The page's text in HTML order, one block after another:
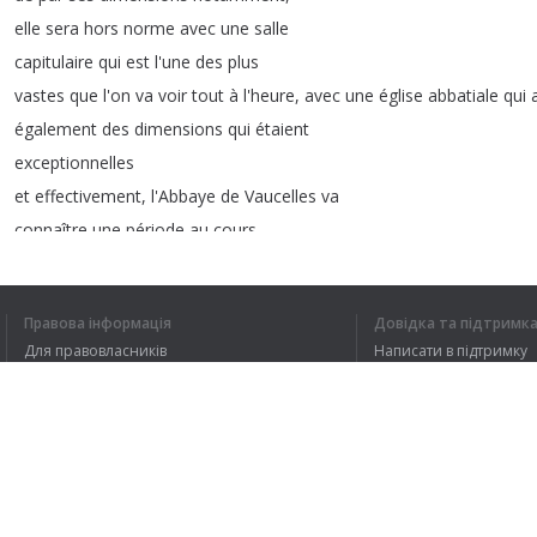
elle sera hors norme avec une salle
capitulaire qui est l'une des plus
vastes que l'on va voir tout à l'heure, avec une église abbatiale qui
également des dimensions qui étaient
exceptionnelles
et effectivement, l'Abbaye de Vaucelles va
connaître une période au cours
Правова інформація
Для правовласників
Довідка та підтримка
Написати в підтримку